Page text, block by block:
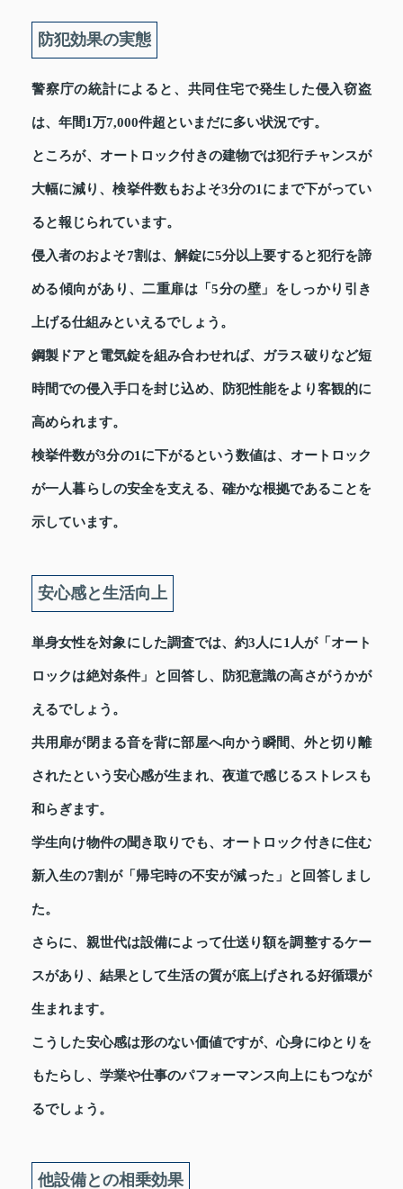
防犯効果の実態
警察庁の統計によると、共同住宅で発生した侵入窃盗
は、年間1万7,000件超といまだに多い状況です。
ところが、オートロック付きの建物では犯行チャンスが
大幅に減り、検挙件数もおよそ3分の1にまで下がってい
ると報じられています。
侵入者のおよそ7割は、解錠に5分以上要すると犯行を諦
める傾向があり、二重扉は「5分の壁」をしっかり引き
上げる仕組みといえるでしょう。
鋼製ドアと電気錠を組み合わせれば、ガラス破りなど短
時間での侵入手口を封じ込め、防犯性能をより客観的に
高められます。
検挙件数が3分の1に下がるという数値は、オートロック
が一人暮らしの安全を支える、確かな根拠であることを
示しています。
安心感と生活向上
単身女性を対象にした調査では、約3人に1人が「オート
ロックは絶対条件」と回答し、防犯意識の高さがうかが
えるでしょう。
共用扉が閉まる音を背に部屋へ向かう瞬間、外と切り離
されたという安心感が生まれ、夜道で感じるストレスも
和らぎます。
学生向け物件の聞き取りでも、オートロック付きに住む
新入生の7割が「帰宅時の不安が減った」と回答しまし
た。
さらに、親世代は設備によって仕送り額を調整するケー
スがあり、結果として生活の質が底上げされる好循環が
生まれます。
こうした安心感は形のない価値ですが、心身にゆとりを
もたらし、学業や仕事のパフォーマンス向上にもつなが
るでしょう。
他設備との相乗効果